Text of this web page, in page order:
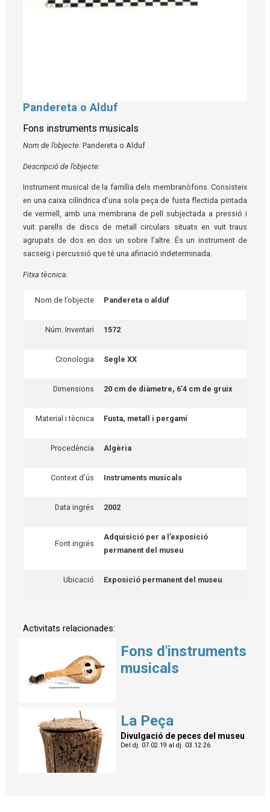
Diapositiva 1 de 1
Pandereta o Alduf
Fons instruments musicals
Nom de l’objecte: Pandereta o Alduf
Descripció de l’objecte:
Instrument musical de la família dels membranòfons. Consisteix
en una caixa cilíndrica d’una sola peça de fusta flectida pintada
de vermell, amb una membrana de pell subjectada a pressió i
vuit parells de discs de metall circulars situats en vuit traus
agrupats de dos en dos un sobre l’altre. És un instrument de
sacseig i percussió que té una afinació indeterminada.
Fitxa tècnica:
Nom de l’objecte Pandereta o alduf
Núm. Inventari 1572
Cronologia Segle XX
Dimensions 20 cm de diàmetre, 6’4 cm de gruix
Material i tècnica Fusta, metall i pergamí
Procedència Algèria
Context d’ús Instruments musicals
Data ingrés 2002
Font ingrés
Adquisició per a l’exposició
permanent del museu
Ubicació Exposició permanent del museu
Activitats relacionades:
Fons d'instruments
musicals
La Peça
Divulgació de peces del museu
Del dj. 07.02.19 al dj. 03.12.26